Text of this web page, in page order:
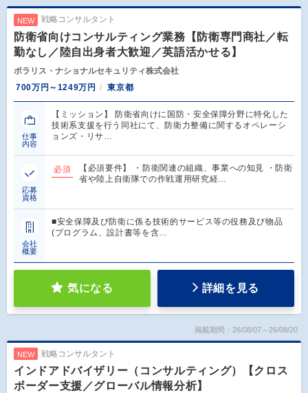
NEW 戦略コンサルタント
防衛省向けコンサルティング業務【防衛専門商社／転
勤なし／陸自出身者大歓迎／英語活かせる】
ポラリス・ナショナルセキュリティ株式会社
700万円～1249万円
東京都
仕事
内容
【ミッション】 防衛省向けに国防・安全保障分野に特化した
技術系支援を行う同社にて、防衛力整備に関するオペレーシ
ョンズ・リサ…
応募
資格
必須
【必須要件】 ・防衛関連の組織、事業への知見 ・防衛
省や陸上自衛隊での作戦運用研究経…
会社
概要
■安全保障及び防衛に係る技術的サービス等の役務及び物品
(プログラム、設計書等を含…
気になる 詳細を見る
掲載期間：26/08/07～26/08/20
NEW 戦略コンサルタント
インドアドバイザリー（コンサルティング）【クロス
ボーダー支援／グローバル情報分析】